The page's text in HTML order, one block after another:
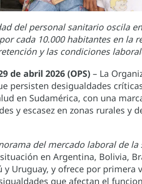
del personal sanitario oscila
cada 10.000 habitantes en la
y las condiciones
de abril 2026 (OPS) – La
persisten desigualdades
en Sudamérica, con una
y escasez en zonas rurales y
del mercado laboral de
en Argentina, Bolivia,
y Uruguay, y ofrece por
que afectan el